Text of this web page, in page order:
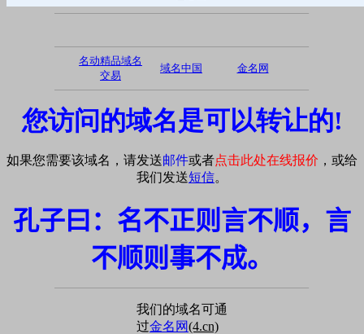
名动精品域名
交易
域名中国 金名网
您访问的域名是可以转让的!
如果您需要该域名，请发送邮件或者点击此处在线报价 ，或给
我们发送短信。
孔子曰：名不正则言不顺，言
不顺则事不成。
我们的域名可通
过金名网(4.cn)